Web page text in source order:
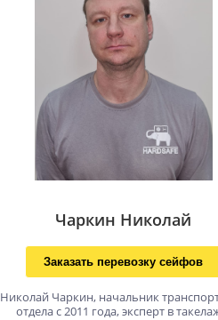
Чаркин Николай
Заказать перевозку сейфов
Николай Чаркин, начальник
отдела с 2011 года, эксперт в